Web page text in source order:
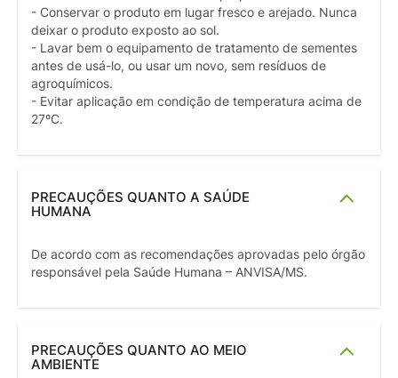
- Conservar o produto em lugar fresco e arejado. Nunca
deixar o produto exposto ao sol.
- Lavar bem o equipamento de tratamento de sementes
antes de usá-lo, ou usar um novo, sem resíduos de
agroquímicos.
- Evitar aplicação em condição de temperatura acima de
27ºC.
PRECAUÇÕES QUANTO A SAÚDE
HUMANA
De acordo com as recomendações aprovadas pelo órgão
responsável pela Saúde Humana – ANVISA/MS.
PRECAUÇÕES QUANTO AO MEIO
AMBIENTE